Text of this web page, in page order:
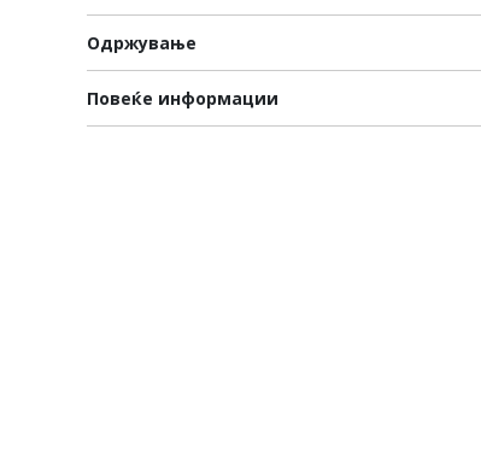
Одржување
Повеќе информации